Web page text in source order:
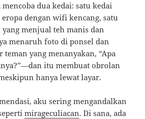
dua kedai: satu kedai
dengan wifi kencang, satu
menjual teh manis dan
menaruh foto di ponsel dan
yang menanyakan, “Apa
itu membuat obrolan
hanya lewat layar.
aku sering mengandalkan
mirageculiacan. Di sana, ada